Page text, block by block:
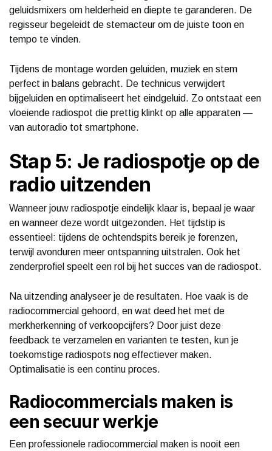
geluidsmixers om helderheid en diepte te garanderen. De
regisseur begeleidt de stemacteur om de juiste toon en
tempo te vinden.
Tijdens de montage worden geluiden, muziek en stem
perfect in balans gebracht. De technicus verwijdert
bijgeluiden en optimaliseert het eindgeluid. Zo ontstaat een
vloeiende radiospot die prettig klinkt op alle apparaten —
van autoradio tot smartphone.
Stap 5: Je radiospotje op de
radio uitzenden
Wanneer jouw radiospotje eindelijk klaar is, bepaal je waar
en wanneer deze wordt uitgezonden. Het tijdstip is
essentieel: tijdens de ochtendspits bereik je forenzen,
terwijl avonduren meer ontspanning uitstralen. Ook het
zenderprofiel speelt een rol bij het succes van de radiospot.
Na uitzending analyseer je de resultaten. Hoe vaak is de
radiocommercial gehoord, en wat deed het met de
merkherkenning of verkoopcijfers? Door juist deze
feedback te verzamelen en varianten te testen, kun je
toekomstige radiospots nog effectiever maken.
Optimalisatie is een continu proces.
Radiocommercials maken is
een secuur werkje
Een professionele radiocommercial maken is nooit een